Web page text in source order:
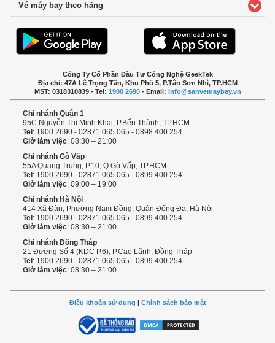
Vé máy bay theo hãng
Công Ty Cổ Phần Đầu Tư Công Nghệ GeekTek
Địa chỉ: 47A Lê Trọng Tấn, Khu Phố 5, P.Tân Sơn Nhì, TP.HCM
MST: 0318310839 - Tel: 1900 2690- Email: info@sanvemaybay.vn
Chi nhánh Quận 1
95C Nguyễn Thị Minh Khai, P.Bến Thành, TP.HCM
Tel : 1900 2690 - 02871 065 065 - 0898 400 254
Giờ làm việc: 08:30 – 21:00
Chi nhánh Gò Vấp
55A Quang Trung, P.10, Q.Gò Vấp, TP.HCM
Tel : 1900 2690 - 02871 065 065 - 0899 400 254
Giờ làm việc: 09:00 – 19:00
Chi nhánh Hà Nội
414 Xã Đàn, Phường Nam Đồng, Quận Đống Đa, Hà Nội
Tel : 1900 2690 - 02871 065 065 - 0899 400 254
Giờ làm việc: 08:30 – 21:00
Chi nhánh Đồng Tháp
21 Đường Số 4 (KDC P.6), P.Cao Lãnh, Đồng Tháp
Tel : 1900 2690 - 02871 065 065 - 0899 400 254
Giờ làm việc: 08:30 – 21:00
Điều khoản sử dụng | Chính sách bảo mật